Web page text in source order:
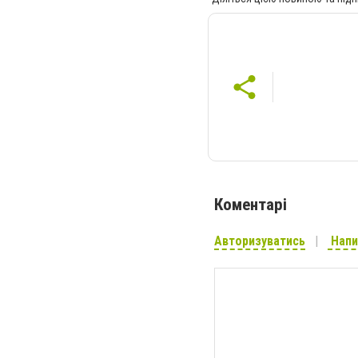
Коментарі
Авторизуватись